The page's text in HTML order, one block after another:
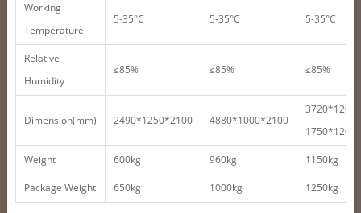
Working
Temperature
5-35°C 5-35°C 5-35°C
Relative
Humidity
≤85% ≤85% ≤85%
Dimension(mm) 2490*1250*2100 4880*1000*2100
Weight 600kg 960kg 1150kg
Package Weight 650kg 1000kg 1250kg